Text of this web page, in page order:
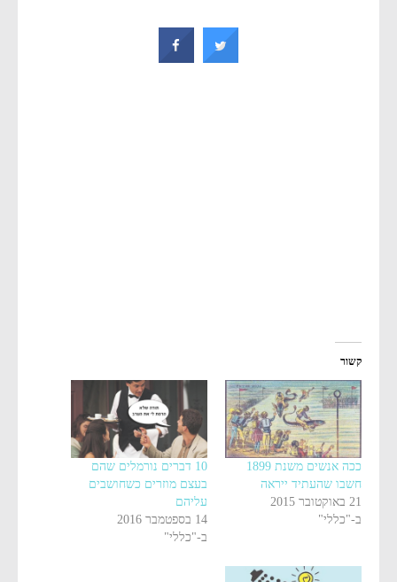
קשור
ככה אנשים משנת 1899
חשבו שהעתיד ייראה
21 באוקטובר 2015
ב-"כללי"
10 דברים נורמלים שהם
בעצם מוזרים כשחושבים
עליהם
14 בספטמבר 2016
ב-"כללי"